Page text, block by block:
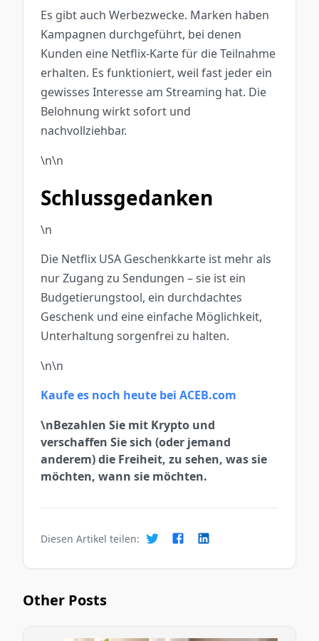
Es gibt auch Werbezwecke. Marken haben
Kampagnen durchgeführt, bei denen
Kunden eine Netflix-Karte für die Teilnahme
erhalten. Es funktioniert, weil fast jeder ein
gewisses Interesse am Streaming hat. Die
Belohnung wirkt sofort und
nachvollziehbar.
\n\n
Schlussgedanken
\n
Die Netflix USA Geschenkkarte ist mehr als
nur Zugang zu Sendungen – sie ist ein
Budgetierungstool, ein durchdachtes
Geschenk und eine einfache Möglichkeit,
Unterhaltung sorgenfrei zu halten.
\n\n
Kaufe es noch heute bei ACEB.com
\nBezahlen Sie mit Krypto und
verschaffen Sie sich (oder jemand
anderem) die Freiheit, zu sehen, was sie
möchten, wann sie möchten.
Diesen Artikel teilen:
Other Posts